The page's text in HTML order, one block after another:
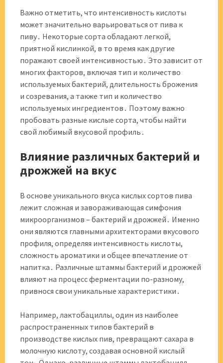
Важно отметить, что интенсивность кислоты
может значительно варьироваться от пива к
пиву․ Некоторые сорта обладают легкой,
приятной кислинкой, в то время как другие
поражают своей интенсивностью․ Это зависит от
многих факторов, включая тип и количество
используемых бактерий, длительность брожения
и созревания, а также тип и количество
используемых ингредиентов․ Поэтому важно
пробовать разные кислые сорта, чтобы найти
свой любимый вкусовой профиль․
Влияние различных бактерий и
дрожжей на вкус
В основе уникального вкуса кислых сортов пива
лежит сложная и завораживающая симфония
микроорганизмов – бактерий и дрожжей․ Именно
они являются главными архитекторами вкусового
профиля, определяя интенсивность кислоты,
сложность ароматики и общее впечатление от
напитка․ Различные штаммы бактерий и дрожжей
влияют на процесс ферментации по-разному,
привнося свои уникальные характеристики․
Например, лактобациллы, один из наиболее
распространенных типов бактерий в
производстве кислых пив, превращают сахара в
молочную кислоту, создавая основной кислый